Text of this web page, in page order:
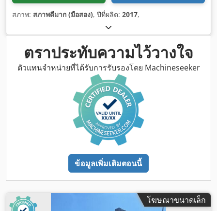
สภาพ: สภาพดีมาก (มือสอง), ปีที่ผลิต: 2017,
ตราประทับความไว้วางใจ
ตัวแทนจำหน่ายที่ได้รับการรับรองโดย Machineseeker
ข้อมูลเพิ่มเติมตอนนี้
โฆษณาขนาดเล็ก